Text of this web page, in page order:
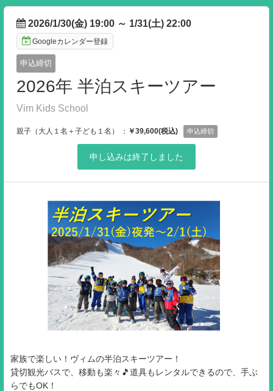
2026/1/30(金) 19:00 ～ 1/31(土) 22:00
Googleカレンダー登録
申込締切
2026年 半泊スキーツアー
Vim Kids School
親子（大人１名＋子ども１名） ： ￥39,600(税込) 申込締切
申し込みは終了しました
家族で楽しい！ヴィムの半泊スキーツアー！
貸切観光バスで、移動も楽々🎵道具もレンタルできるので、手ぶ
らでもOK！